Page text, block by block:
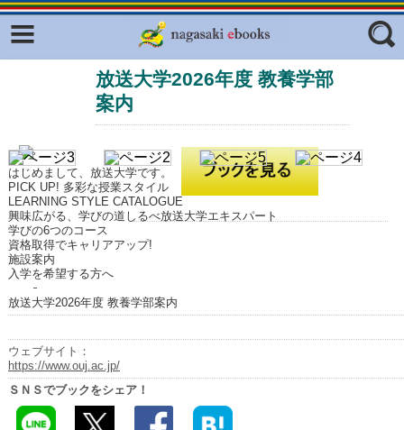
フリーワード
ジャンル
放送大学2026年度 教養学部
案内
はじめまして、放送大学です。
PICK UP! 多彩な授業スタイル
LEARNING STYLE CATALOGUE
興味広がる、学びの道しるべ放送大学エキスパート
学びの6つのコース
資格取得でキャリアアップ!
施設案内
入学を希望する方へ
放送大学2026年度 教養学部案内
ウェブサイト：
https://www.ouj.ac.jp/
ＳＮＳでブックをシェア！
Facebook
ふくいろキラリプロジェクト
東京観光デジタルパンフレットギャ
ラリー（TOKYO Brochures）
復興応援企画
はじめてご利用される方へ
コンテンツ
広報誌ナビ
明治日本の産業革命遺産
大学・専門学校ナビ
ハイスクールナビ